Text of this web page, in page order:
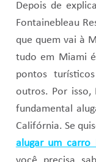
Depois de
Fontainebleau
que quem vai à
tudo em Miami
pontos
outros. Por isso,
fundamental
Califórnia. Se
alugar um carro